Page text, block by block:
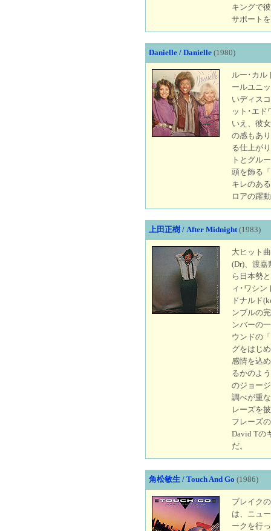
キングで
サポート
Danielle / Danielle (1980)
ルー･カル
ールユニ
いディス
ット･エド
いえ、彼
の感もあ
る仕上が
トとグル
頭を飾る
キレのあ
ロアの躍
上田正樹 / After Midnight(1983)
大ヒット
(Dr)、渡嘉
ら日本勢
ィ･ワシン
ドナルド
ンブルの
ンバーの
ウンドの
グをはじ
感情を込
るかのよ
のジョー
調べが重
レーズを
フレーズ
David Tの
だ。
角松敏生 / Touch And Go (1986)
ブレイク
は、ニュ
ークを行